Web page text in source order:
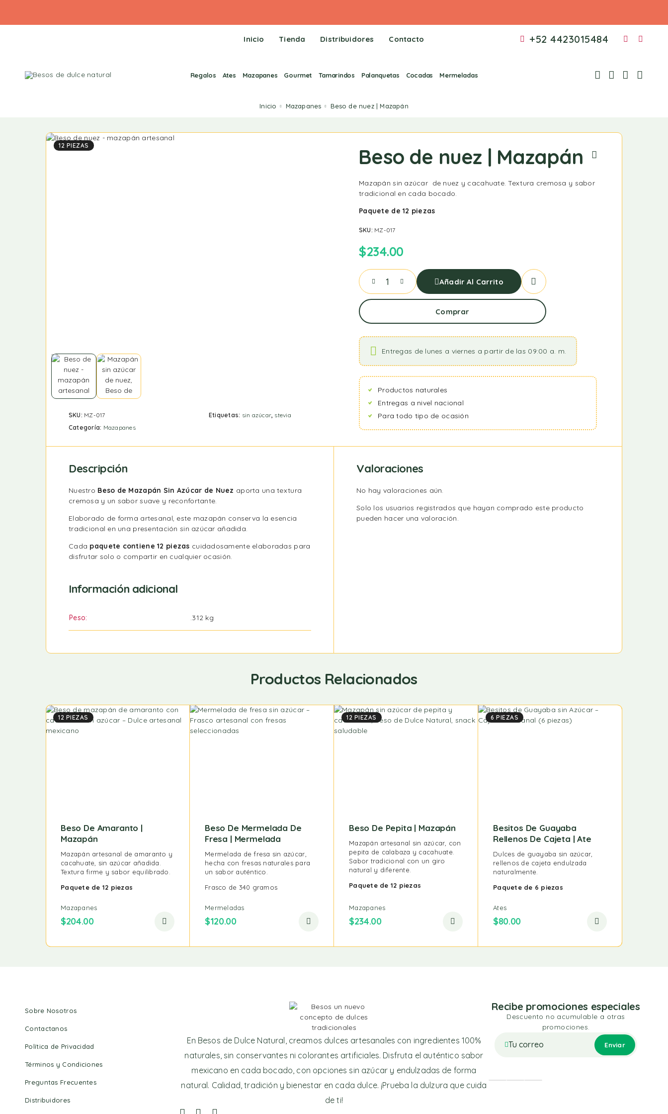
Inicio Tienda Distribuidores Contacto +52 4423015484
Regalos Ates Mazapanes Gourmet Tamarindos Palanquetas Cocadas Mermeladas
Inicio Mazapanes Beso de nuez | Mazapán
12 PIEZAS
SKU: MZ-017
Categoría: Mazapanes
Etiquetas: sin azúcar stevia
Beso de nuez | Mazapán
Mazapán sin azúcar de nuez y cacahuate. Textura cremosa y sabor
tradicional en cada bocado.
Paquete de 12 piezas
SKU: MZ-017
$234.00
Añadir Al Carrito
Comprar
Entregas de lunes a viernes a partir de las 09:00 a. m.
Productos naturales
Entregas a nivel nacional
Para todo tipo de ocasión
Descripción
Nuestro Beso de Mazapán Sin Azúcar de Nuez aporta una textura
cremosa y un sabor suave y reconfortante.
Elaborado de forma artesanal, este mazapán conserva la esencia
tradicional en una presentación sin azúcar añadida.
Cada paquete contiene 12 piezas cuidadosamente elaboradas para
disfrutar solo o compartir en cualquier ocasión.
Información adicional
Peso .312 kg
Valoraciones
No hay valoraciones aún.
Solo los usuarios registrados que hayan comprado este producto
pueden hacer una valoración.
Productos Relacionados
12 PIEZAS
Beso De Amaranto |
Mazapán
Mazapán artesanal de amaranto y
cacahuate, sin azúcar añadida.
Textura firme y sabor equilibrado.
Paquete de 12 piezas
Mazapanes
$204.00
Beso De Mermelada De
Fresa | Mermelada
Mermelada de fresa sin azúcar,
hecha con fresas naturales para
un sabor auténtico.
Frasco de 340 gramos
Mermeladas
$120.00
12 PIEZAS
Beso De Pepita | Mazapán
Mazapán artesanal sin azúcar, con
pepita de calabaza y cacahuate.
Sabor tradicional con un giro
natural y diferente.
Paquete de 12 piezas
Mazapanes
$234.00
6 PIEZAS
Besitos De Guayaba
Rellenos De Cajeta | Ate
Dulces de guayaba sin azúcar,
rellenos de cajeta endulzada
naturalmente.
Paquete de 6 piezas
Ates
$80.00
Sobre Nosotros
Contactanos
Política de Privacidad
Términos y Condiciones
Preguntas Frecuentes
Distribuidores
En Besos de Dulce Natural, creamos dulces artesanales con ingredientes 100%
naturales, sin conservantes ni colorantes artificiales. Disfruta el auténtico sabor
mexicano en cada bocado, con opciones sin azúcar y endulzadas de forma
natural. Calidad, tradición y bienestar en cada dulce. ¡Prueba la dulzura que cuida
de ti!
Recibe promociones especiales
Descuento no acumulable a otras
promociones.